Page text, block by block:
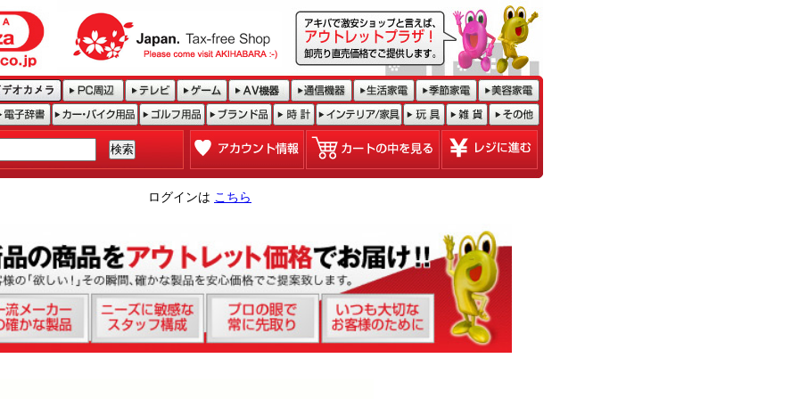
ログインは こちら